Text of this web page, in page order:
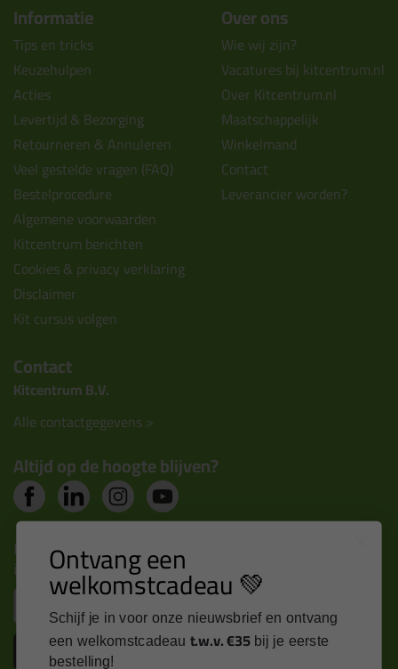
Informatie
Tips en tricks
Keuzehulpen
Acties
Levertijd & Bezorging
Retourneren & Annuleren
Veel gestelde vragen (FAQ)
Bestelprocedure
Algemene voorwaarden
Kitcentrum berichten
Cookies & privacy verklaring
Disclaimer
Kit cursus volgen
Over ons
Wie wij zijn?
Vacatures bij kitcentrum.nl
Over Kitcentrum.nl
Maatschappelijk
Winkelmand
Contact
Leverancier worden?
Contact
Kitcentrum B.V.
Alle contactgegevens >
Altijd op de hoogte blijven?
Nieuws, tips en exclusieve deals rechtstreeks in je
inbox
Inschrijven
Ontvang een
welkomstcadeau 💚
Schijf je in voor onze nieuwsbrief en ontvang
een welkomstcadeau t.w.v. €35 bij je eerste
bestelling!